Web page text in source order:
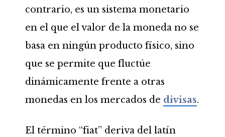
contrario, es un sistema monetario
en el que el valor de la moneda no se
basa en ningún producto físico, sino
que se permite que fluctúe
dinámicamente frente a otras
monedas en los mercados de divisas.
El término “fiat” deriva del latín